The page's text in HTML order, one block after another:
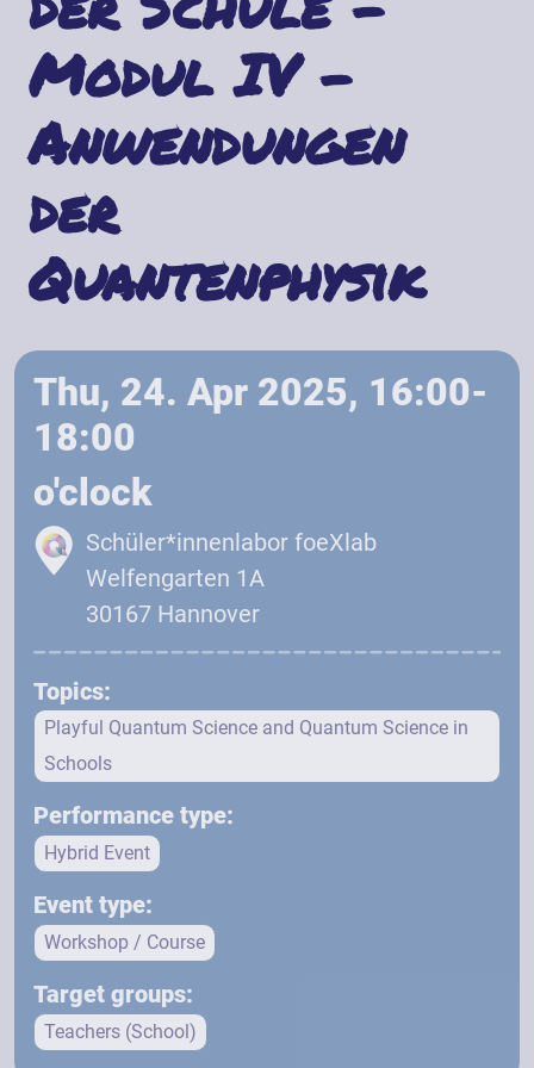
Modul IV -
Anwendungen
der
Quantenphysik
Thu, 24. Apr 2025, 16:00-
18:00
o'clock
Schüler*innenlabor foeXlab
Welfengarten 1A
30167 Hannover
Topics:
Playful Quantum Science and Quantum Science in
Schools
Performance type:
Hybrid Event
Event type:
Workshop / Course
Target groups:
Teachers (School)